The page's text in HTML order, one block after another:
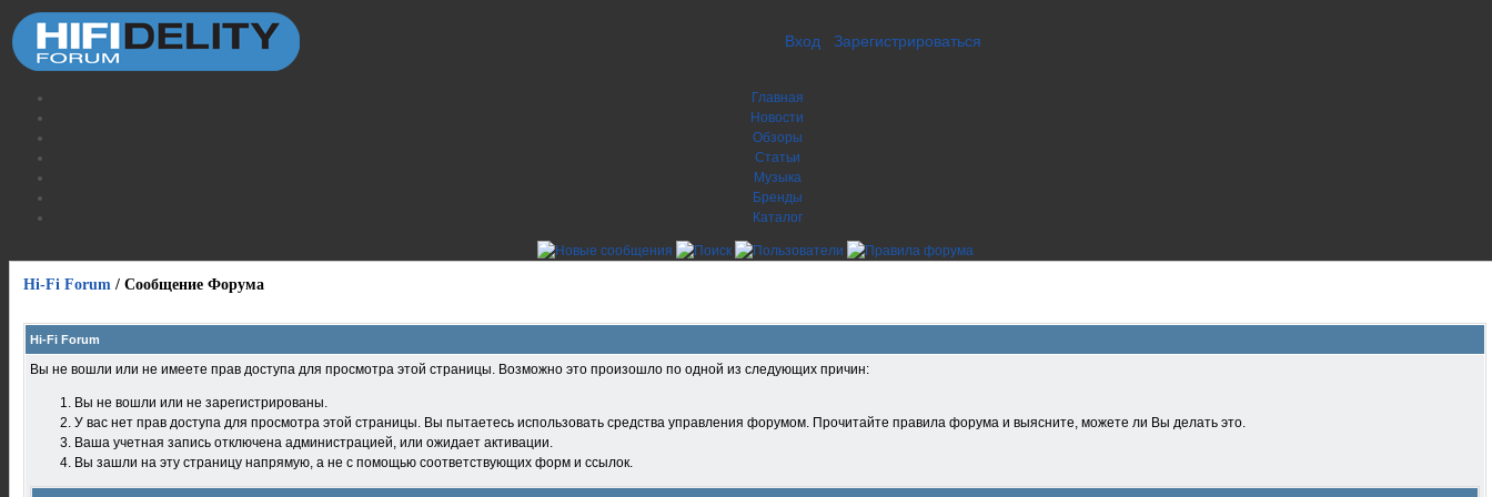
Вход Зарегистрироваться
Главная
Новости
Обзоры
Статьи
Музыка
Бренды
Каталог
Hi-Fi Forum / Сообщение Форума
Hi-Fi Forum
Вы не вошли или не имеете прав доступа для просмотра этой страницы. Возможно это произошло по одной из следующих причин:
Вы не вошли или не зарегистрированы.
У вас нет прав доступа для просмотра этой страницы. Вы пытаетесь использовать средства управления форумом. Прочитайте правила форума и выясните, можете ли Вы делать это.
Ваша учетная запись отключена администрацией, или ожидает активации.
Вы зашли на эту страницу напрямую, а не с помощью соответствующих форм и ссылок.